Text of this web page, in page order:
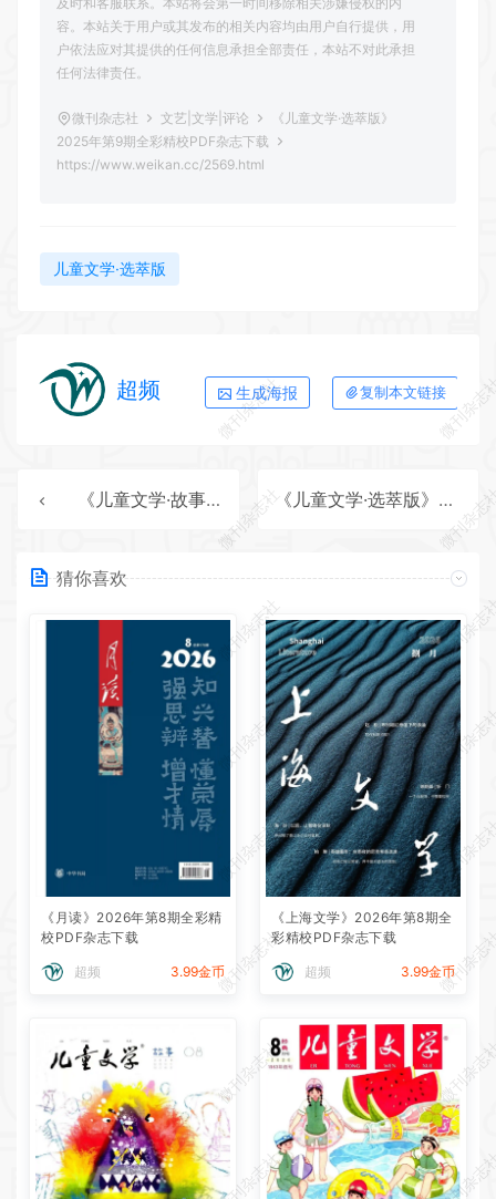
容。本站关于用户或其发布的相关内容均由用户自行提供，用
户依法应对其提供的任何信息承担全部责任，本站不对此承担
任何法律责任。
微刊杂志社 文艺|文学|评论
《儿童文学·选萃版》
2025年第9期全彩精校PDF杂志下载
https://www.weikan.cc/2569.html
儿童文学·选萃版
超频 生成海报 复制本文链接
《儿童文学·故事版》2025年第10期全彩精校PDF杂志下载 《儿童文学·选萃版》2025年第10期全彩精校PDF杂志下载
猜你喜欢
《月读》2026年第8期全彩精
校PDF杂志下载
超频 3.99金币
《上海文学》2026年第8期全
彩精校PDF杂志下载
超频 3.99金币
微刊杂志社
微刊杂
微刊杂志社
微刊杂
微刊杂志社
微刊杂
微刊杂志社
微刊杂
微刊杂志社
微刊杂
微刊杂志社
微刊杂
微刊杂志社
微刊杂
微刊杂志社
微刊杂